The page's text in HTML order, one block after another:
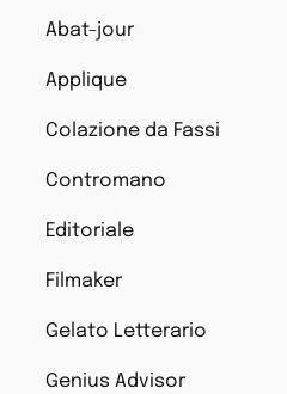
Abat-jour
Applique
Colazione da Fassi
Contromano
Editoriale
Filmaker
Gelato Letterario
Genius Advisor